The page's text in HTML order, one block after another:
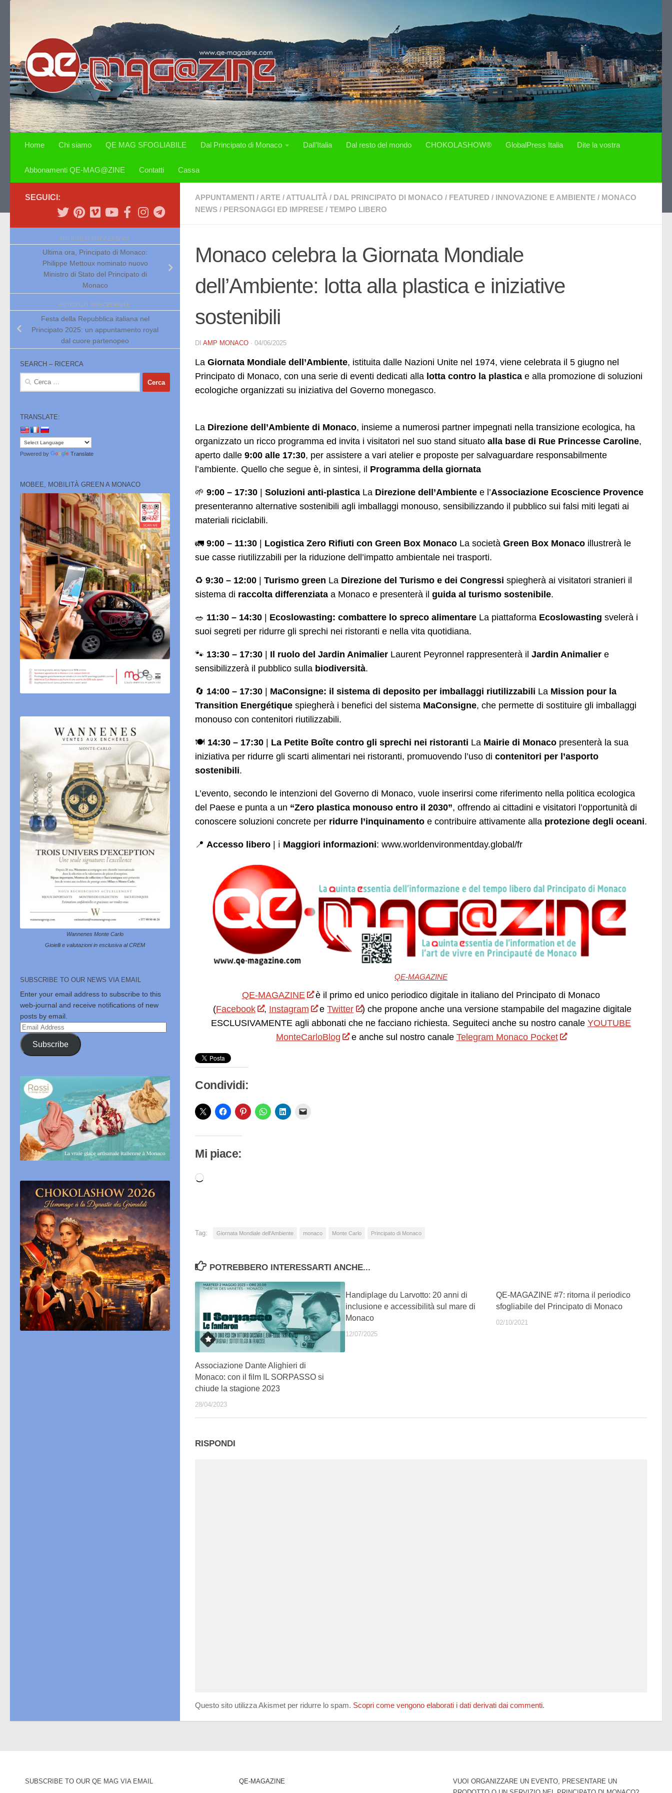
Home Chi siamo QE MAG SFOGLIABILE Dal Principato di Monaco Dall’Italia Dal resto del mondo CHOKOLASHOW® GlobalPress Italia Dite la vostra
Abbonamenti QE-MAG@ZINE Contatti Cassa
APPUNTAMENTI / ARTE / ATTUALITÀ / DAL PRINCIPATO DI MONACO / FEATURED / INNOVAZIONE E AMBIENTE / MONACO
NEWS / PERSONAGGI ED IMPRESE / TEMPO LIBERO
Monaco celebra la Giornata Mondiale
dell’Ambiente: lotta alla plastica e iniziative
sostenibili
DI AMP MONACO · 04/06/2025
La Giornata Mondiale dell’Ambiente, istituita dalle Nazioni Unite nel 1974, viene celebrata il 5 giugno nel
Principato di Monaco, con una serie di eventi dedicati alla lotta contro la plastica e alla promozione di soluzioni
ecologiche organizzati su iniziativa del Governo monegasco.
La Direzione dell’Ambiente di Monaco, insieme a numerosi partner impegnati nella transizione ecologica, ha
organizzato un ricco programma ed invita i visitatori nel suo stand situato alla base di Rue Princesse Caroline,
aperto dalle 9:00 alle 17:30, per assistere a vari atelier e proposte per salvaguardare responsabilmente
l’ambiente. Quello che segue è, in sintesi, il Programma della giornata
🌱 9:00 – 17:30 | Soluzioni anti-plastica La Direzione dell’Ambiente e l’Associazione Ecoscience Provence
presenteranno alternative sostenibili agli imballaggi monouso, sensibilizzando il pubblico sui falsi miti legati ai
materiali riciclabili.
🚛 9:00 – 11:30 | Logistica Zero Rifiuti con Green Box Monaco La società Green Box Monaco illustrerà le
sue casse riutilizzabili per la riduzione dell’impatto ambientale nei trasporti.
♻️ 9:30 – 12:00 | Turismo green La Direzione del Turismo e dei Congressi spiegherà ai visitatori stranieri il
sistema di raccolta differenziata a Monaco e presenterà il guida al turismo sostenibile.
🥗 11:30 – 14:30 | Ecoslowasting: combattere lo spreco alimentare La piattaforma Ecoslowasting svelerà i
suoi segreti per ridurre gli sprechi nei ristoranti e nella vita quotidiana.
🐾 13:30 – 17:30 | Il ruolo del Jardin Animalier Laurent Peyronnel rappresenterà il Jardin Animalier e
sensibilizzerà il pubblico sulla biodiversità.
🔄 14:00 – 17:30 | MaConsigne: il sistema di deposito per imballaggi riutilizzabili La Mission pour la
Transition Energétique spiegherà i benefici del sistema MaConsigne, che permette di sostituire gli imballaggi
monouso con contenitori riutilizzabili.
🍽 14:30 – 17:30 | La Petite Boîte contro gli sprechi nei ristoranti La Mairie di Monaco presenterà la sua
iniziativa per ridurre gli scarti alimentari nei ristoranti, promuovendo l’uso di contenitori per l’asporto
sostenibili.
L’evento, secondo le intenzioni del Governo di Monaco, vuole inserirsi come riferimento nella politica ecologica
del Paese e punta a un “Zero plastica monouso entro il 2030”, offrendo ai cittadini e visitatori l’opportunità di
conoscere soluzioni concrete per ridurre l’inquinamento e contribuire attivamente alla protezione degli oceani.
📍 Accesso libero | ℹ Maggiori informazioni: www.worldenvironmentday.global/fr
QE-MAGAZINE
QE-MAGAZINE
è il primo ed unico periodico digitale in italiano del Principato di Monaco
(Facebook , Instagram eTwitter
) che propone anche una versione stampabile del magazine digitale
ESCLUSIVAMENTE agli abbonati che ne facciano richiesta. Seguiteci anche su nostro canale YOUTUBE
MonteCarloBlog
e anche sul nostro canale Telegram Monaco Pocket
Condividi:
Mi piace:
Caricamento
Tag: Giornata Mondiale dell'Ambiente monaco Monte Carlo Principato di Monaco
POTREBBERO INTERESSARTI ANCHE...
Associazione Dante Alighieri di
Monaco: con il film IL SORPASSO si
chiude la stagione 2023
28/04/2023
Handiplage du Larvotto: 20 anni di
inclusione e accessibilità sul mare di
Monaco
12/07/2025
QE-MAGAZINE #7: ritorna il periodico
sfogliabile del Principato di Monaco
02/10/2021
RISPONDI
Questo sito utilizza Akismet per ridurre lo spam. Scopri come vengono elaborati i dati derivati dai commenti.
SEGUICI:
ARTICOLO SUCCESSIVO
Ultima ora, Principato di Monaco:
Philippe Mettoux nominato nuovo
Ministro di Stato del Principato di
Monaco
ARTICOLO PRECEDENTE
Festa della Repubblica italiana nel
Principato 2025: un appuntamento royal
dal cuore partenopeo
SEARCH – RICERCA
Ricerca
TRANSLATE:
Powered by Translate
MOBEE, MOBILITÀ GREEN A MONACO
Wannenes Monte Carlo
Gioielli e valutazioni in esclusiva al CREM
SUBSCRIBE TO OUR NEWS VIA EMAIL
Enter your email address to subscribe to this
web-journal and receive notifications of new
posts by email.
Email
Address
Subscribe
SUBSCRIBE TO OUR QE MAG VIA EMAIL QE-MAGAZINE
VUOI ORGANIZZARE UN EVENTO, PRESENTARE UN